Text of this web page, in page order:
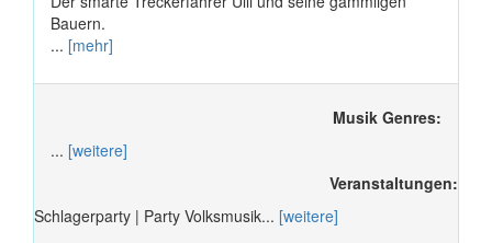
Bauern.
... [mehr]
Musik Genres:
... [weitere]
Veranstaltungen:
Schlagerparty | Party Volksmusik... [weitere]